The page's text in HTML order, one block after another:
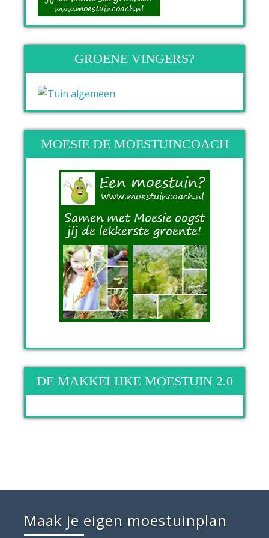
GROENE VINGERS?
MOESIE DE MOESTUINCOACH
DE MAKKELIJKE MOESTUIN 2.0
Maak je eigen moestuinplan